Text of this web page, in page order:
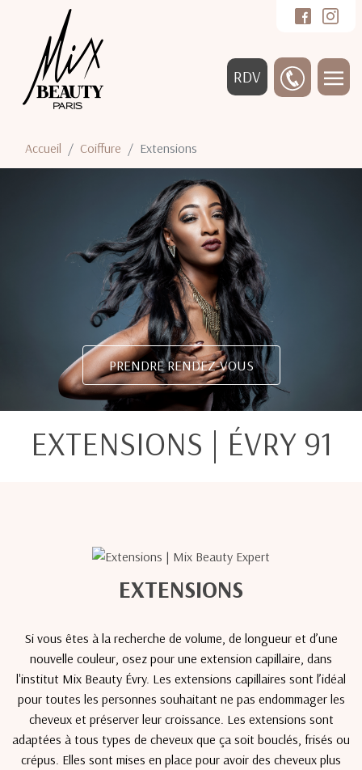
RDV
Accueil Coiffure Extensions
PRENDRE RENDEZ-VOUS
EXTENSIONS | ÉVRY 91
EXTENSIONS
Si vous êtes à la recherche de volume, de longueur et d’une
nouvelle couleur, osez pour une extension capillaire, dans
l'institut Mix Beauty Évry. Les extensions capillaires sont l’idéal
pour toutes les personnes souhaitant ne pas endommager les
cheveux et préserver leur croissance. Les extensions sont
adaptées à tous types de cheveux que ça soit bouclés, frisés ou
crépus. Elles sont mises en place pour avoir des cheveux plus